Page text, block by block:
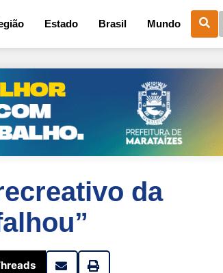
Estado Brasil Mundo
da